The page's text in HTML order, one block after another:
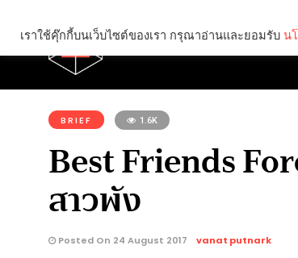
คุณกำลังอ่าน:
BRIEF 1.6K
Best Friends
สาวพัง
Posted On 24 August 2017 vanat putnark
เราใช้คุ๊กกี้บนเว็บไซต์ของเรา กรุณาอ่านและยอมรับ น